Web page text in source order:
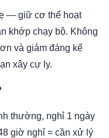
— giữ cơ thể hoạt
khớp chạy bộ. Không
và giảm đáng kể
xây cự ly.
thường, nghỉ 1 ngày
giờ nghỉ = cần xử lý